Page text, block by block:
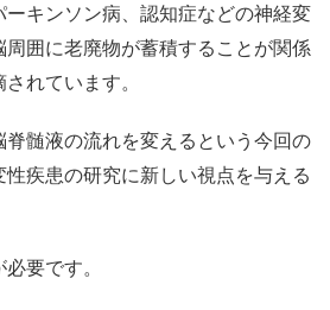
キンソン病、認知症などの神経変
囲に老廃物が蓄積することが関係
れています。
髄液の流れを変えるという今回の
疾患の研究に新しい視点を与える
要です。